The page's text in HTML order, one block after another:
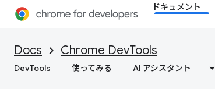
ドキュメント
Docs Chrome DevTools
DevTools 使ってみる AI アシスタント
存する
Lighthouse